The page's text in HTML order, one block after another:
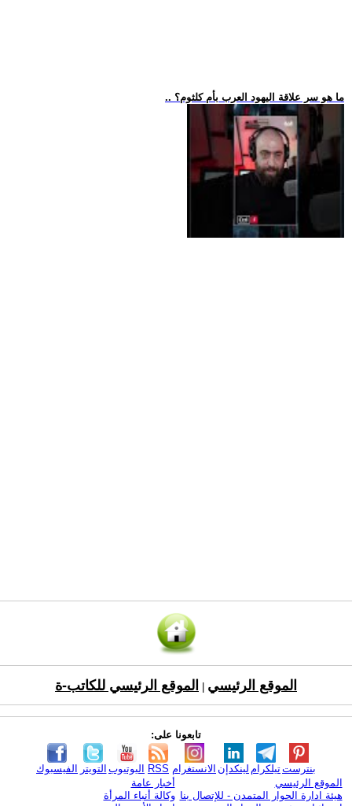
.. ما هو سر علاقة اليهود العرب بأم كلثوم؟
الموقع الرئيسي الموقع الرئيسي للكاتب-ة
تابعونا على:
الفيسبوك التويتر اليوتيوب RSS الانستغرام لينكدإن تيلكرامبنترست
الموقع الرئيسي
هيئة ادارة الحوار المتمدن - للإتصال بنا
أخبار عامة
وكالة أنباء المرأة